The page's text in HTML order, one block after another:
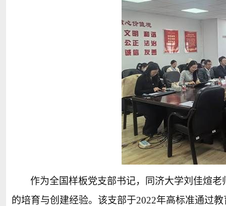
作为全国样板党支部书记，同济大学刘佳煊
的培育与创建经验。该支部于2022年高标准通过